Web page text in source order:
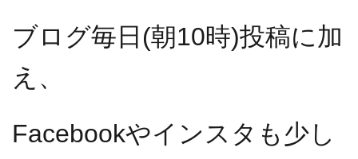
ブログ毎日(朝10時)投稿に加
え、
Facebookやインスタも少し